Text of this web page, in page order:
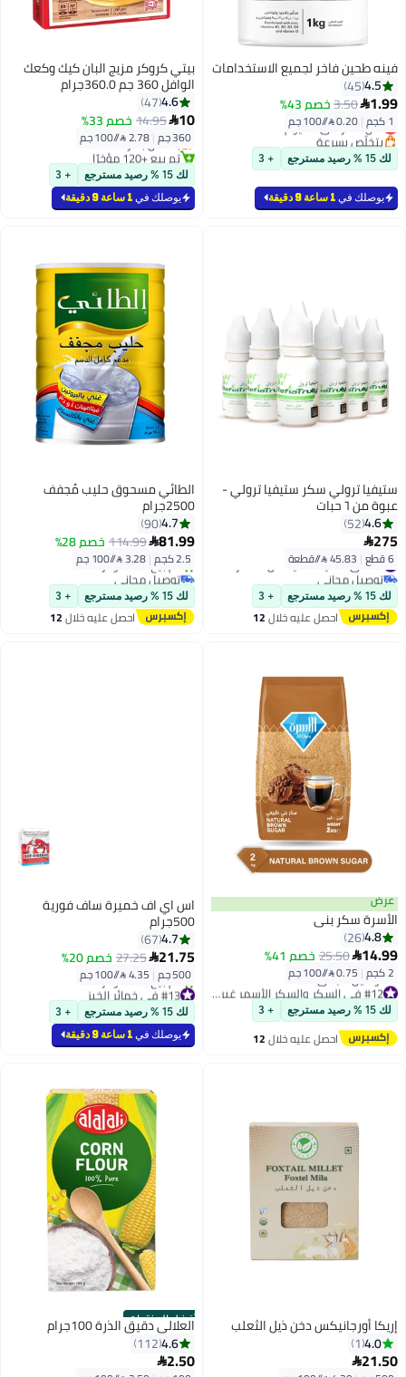
فينه طحين فاخر لجميع الاستخدامات
4.5
45
1.99
3.50خصم 43%
1 كجم |0.20 /⁨/100 جم⁩
أقل سعر في 30 يوم
بتخلّص بسرعة
أقل سعر في 30 يوملك 15 % رصيد مسترجع + 3
يوصلك في 1 ساعة 9 دقيقة
بيتي كروكر مزيج البان كيك وكعك
الوافل 360 جم 360.0جرام
4.6
47
10
14.95خصم 33%
360 جم |
#2 في خليط الحلويات
أقل سعر في 30 يوم
بتخلّص بسرعة
تم بيع +120 مؤخرًا
#2 في خليط الحلوياتلك 15 % رصيد مسترجع + 3
يوصلك في 1 ساعة 9 دقيقة
ستيفيا ترولي سكر ستيفيا ترولي -
عبوة من ٦ حبات
4.6
52
275
6 قطع | #1 في محليات خالية من السكر
توصيل مجاني
#1 في محليات خالية من السكرلك 15 % رصيد مسترجع + 3
احصل عليه خلال12
الطائي مسحوق حليب مُجفف
2500جرام
4.7
90
81.99
114.99خصم 28%
2.5 كجم |
توصيل مجاني
بتخلّص بسرعة
تم بيع +50 مؤخرًا
توصيل مجاني
لك 15 % رصيد مسترجع + 3
احصل عليه خلال12
عرض
الأسرة سكر بني
4.8
26
14.99
25.50خصم 41%
2 كجم |
أقل سعر في السنة
توصيل مجانيلك 15 % رصيد مسترجع + 3
احصل عليه خلال12
اس اي اف خميرة ساف فورية
500جرام
4.7
67
21.75
27.25خصم 20%
500 جم |
#13 في خمائر الخبز
أقل سعر في 7 يوم
تم بيع +60 مؤخرًا
#13 في خمائر الخبز
لك 15 % رصيد مسترجع + 3
يوصلك في 1 ساعة 9 دقيقة
إريكا أورجانيكس دخن ذيل الثعلب
4.0
1
21.50
أفضل المنتجات
العلالي دقيق الذرة 100جرام
4.6
112
2.50